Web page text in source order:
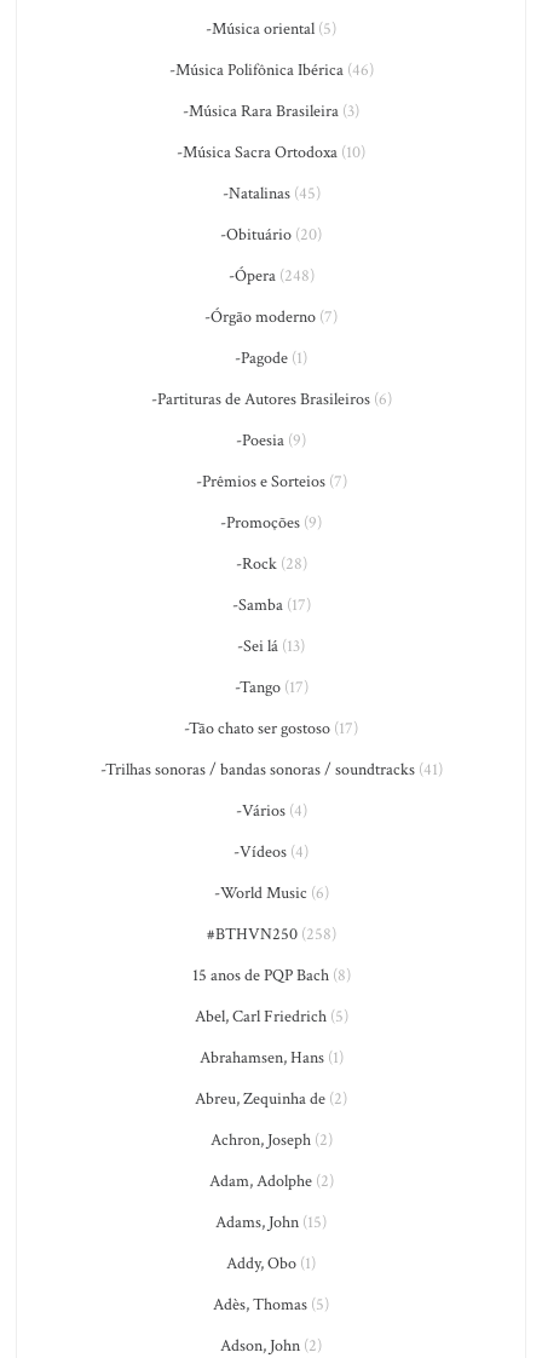
-Música oriental (5)
-Música Polifônica Ibérica(46)
-Música Rara Brasileira (3)
-Música Sacra Ortodoxa (10)
-Natalinas(45)
-Obituário (20)
-Ópera(248)
-Órgão moderno (7)
-Pagode (1)
-Partituras de Autores Brasileiros(6)
-Poesia (9)
-Prêmios e Sorteios(7)
-Promoções (9)
-Rock(28)
-Samba(17)
-Sei lá (13)
-Tango(17)
-Tão chato ser gostoso (17)
-Trilhas sonoras / bandas sonoras / soundtracks(41)
-Vários(4)
-Vídeos (4)
-World Music (6)
#BTHVN250(258)
15 anos de PQP Bach(8)
Abel, Carl Friedrich(5)
Abrahamsen, Hans(1)
Abreu, Zequinha de (2)
Achron, Joseph(2)
Adam, Adolphe(2)
Adams, John (15)
Addy, Obo (1)
Adès, Thomas (5)
Adson, John (2)